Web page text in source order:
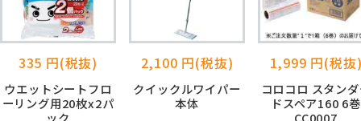
335 円(税抜)
ウエットシートフロ
ーリング用20枚x2パ
ック
2,100 円(税抜)
クイックルワイパー
本体
1,999 円(税抜
コロコロ スタン
ドスペア160 6巻
CC0007